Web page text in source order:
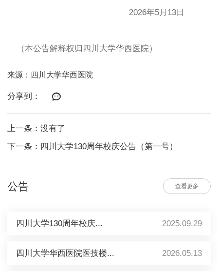
2026年5月13日
（本公告解释权归四川大学华西医院）
来源：四川大学华西医院
分享到：
上一条：没有了
下一条：四川大学130周年校庆公告（第一号）
公告 查看更多
四川大学130周年校庆... 2025.09.29
四川大学华西医院医技楼... 2026.05.13